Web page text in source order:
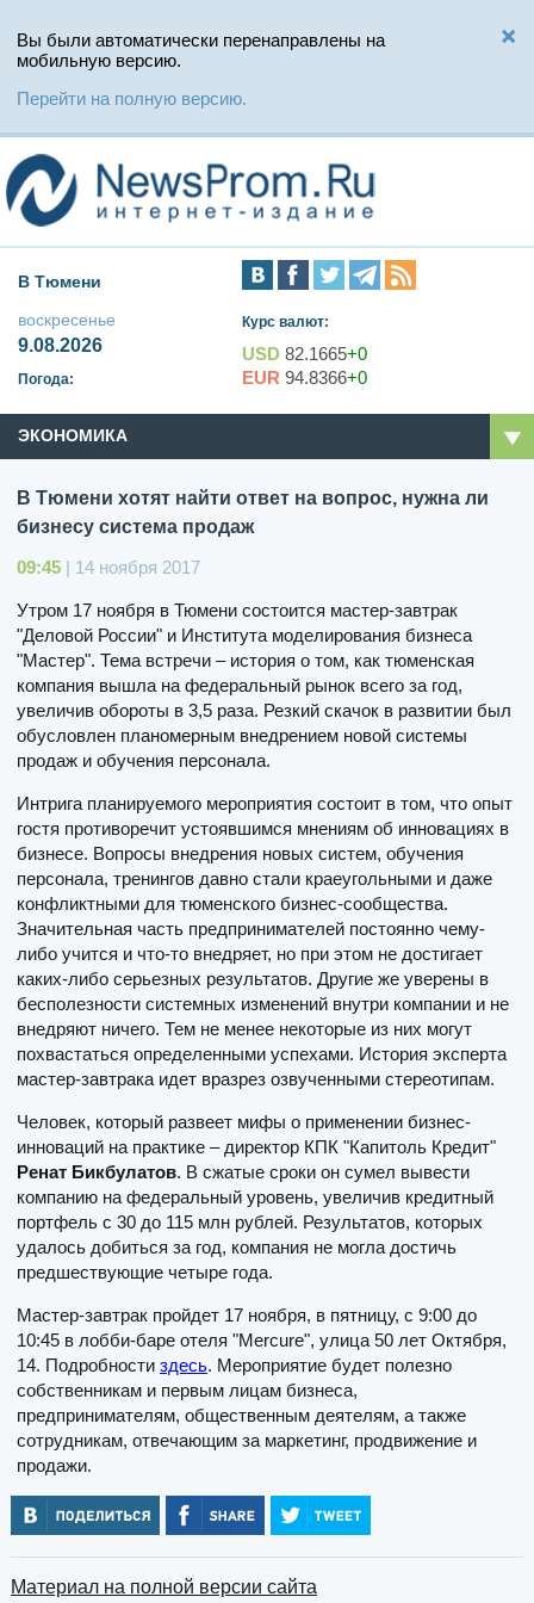
Вы были автоматически перенаправлены на
мобильную версию.
Перейти на полную версию.
В Тюмени
воскресенье
9.08.2026
Погода:
Курс валют:
USD 82.1665+0
EUR 94.8366+0
ЭКОНОМИКА
В Тюмени хотят найти ответ на вопрос, нужна ли
бизнесу система продаж
09:45 | 14 ноября 2017
Утром 17 ноября в Тюмени состоится мастер-завтрак
"Деловой России" и Института моделирования бизнеса
"Мастер". Тема встречи – история о том, как тюменская
компания вышла на федеральный рынок всего за год,
увеличив обороты в 3,5 раза. Резкий скачок в развитии был
обусловлен планомерным внедрением новой системы
продаж и обучения персонала.
Интрига планируемого мероприятия состоит в том, что опыт
гостя противоречит устоявшимся мнениям об инновациях в
бизнесе. Вопросы внедрения новых систем, обучения
персонала, тренингов давно стали краеугольными и даже
конфликтными для тюменского бизнес-сообщества.
Значительная часть предпринимателей постоянно чему-
либо учится и что-то внедряет, но при этом не достигает
каких-либо серьезных результатов. Другие же уверены в
бесполезности системных изменений внутри компании и не
внедряют ничего. Тем не менее некоторые из них могут
похвастаться определенными успехами. История эксперта
мастер-завтрака идет вразрез озвученными стереотипам.
Человек, который развеет мифы о применении бизнес-
инноваций на практике – директор КПК "Капитоль Кредит"
Ренат Бикбулатов. В сжатые сроки он сумел вывести
компанию на федеральный уровень, увеличив кредитный
портфель с 30 до 115 млн рублей. Результатов, которых
удалось добиться за год, компания не могла достичь
предшествующие четыре года.
Мастер-завтрак пройдет 17 ноября, в пятницу, с 9:00 до
10:45 в лобби-баре отеля "Mercure", улица 50 лет Октября,
14. Подробности здесь. Мероприятие будет полезно
собственникам и первым лицам бизнеса,
предпринимателям, общественным деятелям, а также
сотрудникам, отвечающим за маркетинг, продвижение и
продажи.
Материал на полной версии сайта